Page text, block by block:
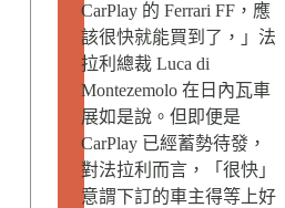
CarPlay 的 Ferrari FF，應
該很快就能買到了，」法
拉利總裁 Luca di
Montezemolo 在日內瓦車
展如是說。但即便是
CarPlay 已經蓄勢待發，
對法拉利而言，「很快」
意謂下訂的車主得等上好